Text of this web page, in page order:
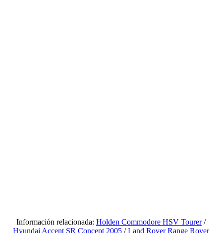
Información relacionada: Holden Commodore HSV Tourer/
Hyundai Accent SR Concept 2005 /Land Rover Range Rover